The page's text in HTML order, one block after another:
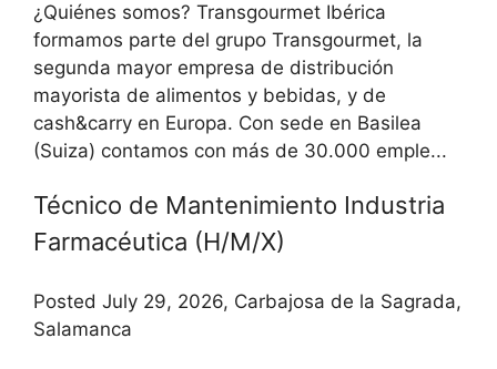
¿Quiénes somos? Transgourmet Ibérica
formamos parte del grupo Transgourmet, la
segunda mayor empresa de distribución
mayorista de alimentos y bebidas, y de
cash&carry en Europa. Con sede en Basilea
(Suiza) contamos con más de 30.000 emple...
Técnico de Mantenimiento Industria
Farmacéutica (H/M/X)
Posted July 29, 2026, Carbajosa de la Sagrada,
Salamanca